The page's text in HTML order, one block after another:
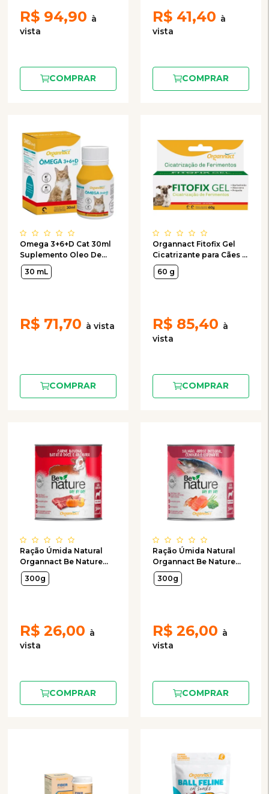
R$ 94,90
COMPRAR
R$ 41,40
COMPRAR
Omega 3+6+D Cat 30ml
Suplemento Oleo De
Peixe para Gatos
Organnact
30 mL
R$ 71,70
COMPRAR
Organnact Fitofix Gel
Cicatrizante para Cães e
Gatos 60g
60 g
R$ 85,40
COMPRAR
Ração Úmida Natural
Organnact Be Nature
Day By Day para Cães
Adultos Sabor Carne
300g
R$ 26,00
COMPRAR
Ração Úmida Natural
Organnact Be Nature
Day By Day para Cães
Idosos Sabor Salmão,
300g
R$ 26,00
COMPRAR